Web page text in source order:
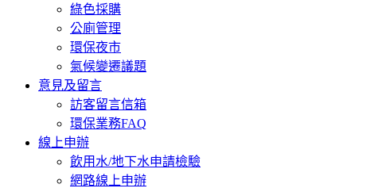
綠色採購
公廁管理
環保夜市
氣候變遷議題
意見及留言
訪客留言信箱
環保業務FAQ
線上申辦
飲用水/地下水申請檢驗
網路線上申辦